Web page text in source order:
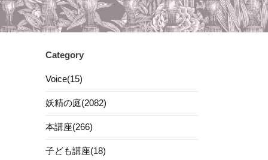
Category
Voice(15)
妖精の庭(2082)
本講座(266)
子ども講座(18)